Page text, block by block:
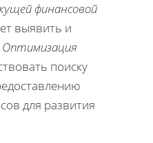
финансовой
выявить и
Оптимизация
поиску
для развития